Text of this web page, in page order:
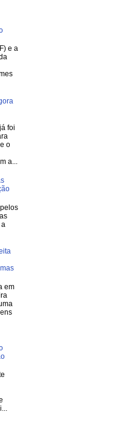
e a
foi
o
a...
em